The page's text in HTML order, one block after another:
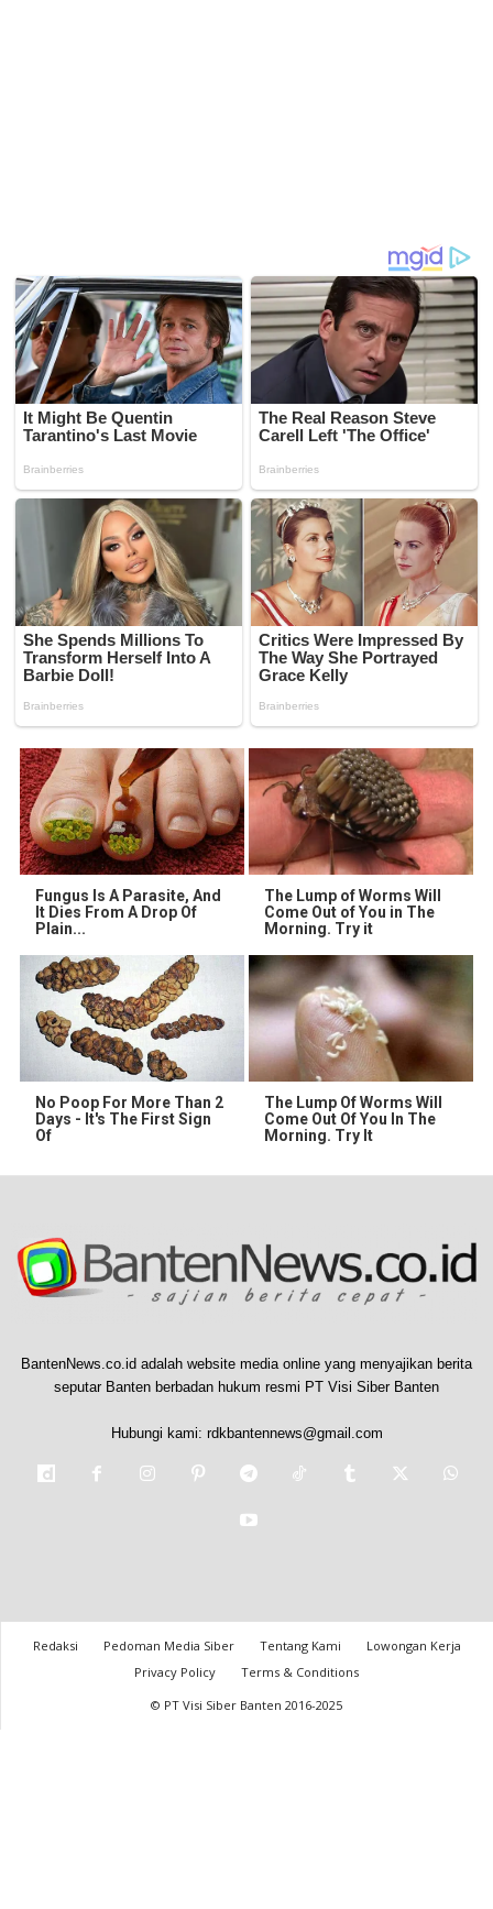
Fungus Is A Parasite, And
It Dies From A Drop Of
Plain...
The Lump of Worms Will
Come Out of You in The
Morning. Try it
No Poop For More Than 2
Days - It's The First Sign
Of
The Lump Of Worms Will
Come Out Of You In The
Morning. Try It
BantenNews.co.id adalah website media online yang menyajikan berita
seputar Banten berbadan hukum resmi PT Visi Siber Banten
Hubungi kami: rdkbantennews@gmail.com
Redaksi Pedoman Media Siber Tentang Kami
Lowongan Kerja
Privacy Policy
Terms & Conditions
© PT Visi Siber Banten 2016-2025